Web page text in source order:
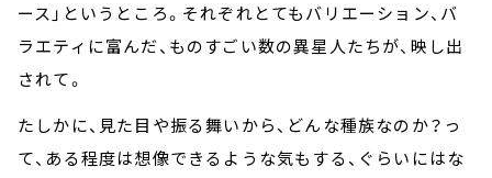
ース」というところ。それぞれとてもバリエーション、バ
ラエティに富んだ、ものすごい数の異星人たちが、映し出
されて。
たしかに、見た目や振る舞いから、どんな種族なのか？っ
て、ある程度は想像できるような気もする、ぐらいにはな